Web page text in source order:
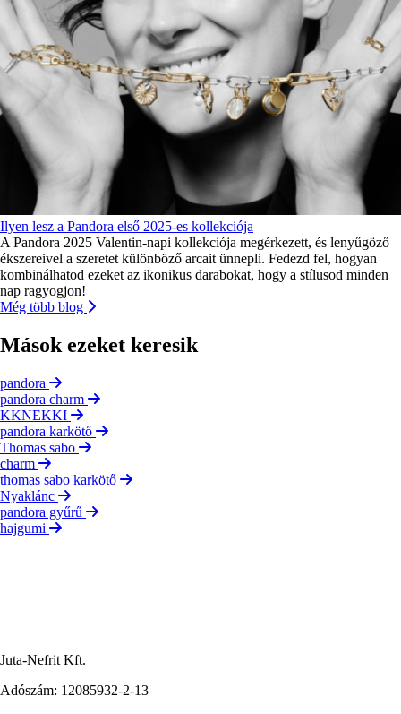
Ilyen lesz a Pandora első 2025-es kollekciója
A Pandora 2025 Valentin-napi kollekciója megérkezett, és lenyűgöző
ékszereivel a szeretet különböző arcait ünnepli. Fedezd fel, hogyan
kombinálhatod ezeket az ikonikus darabokat, hogy a stílusod minden
nap ragyogjon!
Még több blog
Mások ezeket keresik
pandora
pandora charm
KKNEKKI
pandora karkötő
Thomas sabo
charm
thomas sabo karkötő
Nyaklánc
pandora gyűrű
hajgumi
Juta-Nefrit Kft.
Adószám: 12085932-2-13